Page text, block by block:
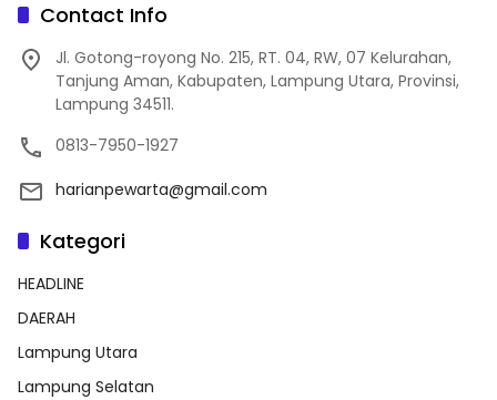
Contact Info
Jl. Gotong-royong No. 215, RT. 04, RW, 07 Kelurahan,
Tanjung Aman, Kabupaten, Lampung Utara, Provinsi,
Lampung 34511.
0813-7950-1927
harianpewarta@gmail.com
Kategori
HEADLINE
DAERAH
Lampung Utara
Lampung Selatan